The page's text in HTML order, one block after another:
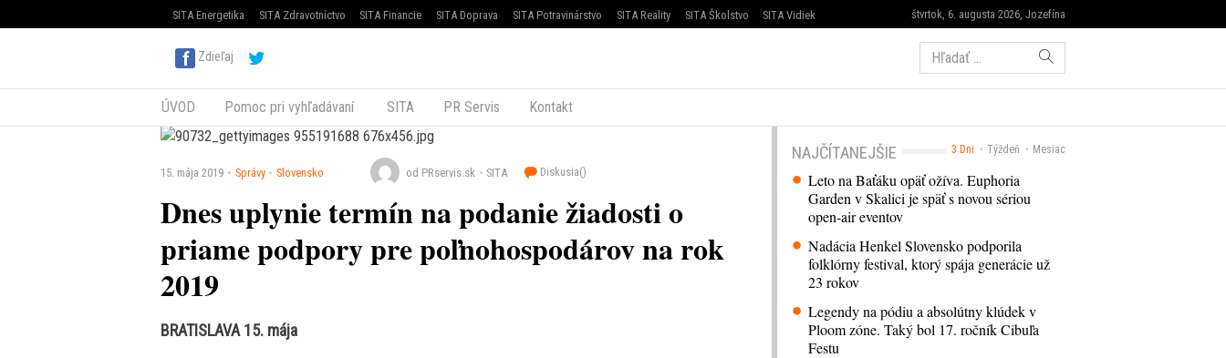
štvrtok, 6. augusta 2026, Jozefína
SITA Energetika SITA Zdravotníctvo SITA Financie SITA Doprava SITA Potravinárstvo SITA Reality SITA Školstvo SITA Vidiek
Zdieľaj Hľadať:
ÚVOD Pomoc pri vyhľadávaní SITA PR Servis Kontakt
15. mája 2019 Správy Slovensko od PRservis.sk SITA Diskusia()
Dnes uplynie termín na podanie žiadosti o
priame podpory pre poľnohospodárov na rok
2019
BRATISLAVA 15. mája
3 Dni Týždeň Mesiac
NAJČÍTANEJŠIE
Leto na Baťáku opäť ožíva. Euphoria
Garden v Skalici je späť s novou sériou
open-air eventov
Nadácia Henkel Slovensko podporila
folklórny festival, ktorý spája generácie už
23 rokov
Legendy na pódiu a absolútny klúdek v
Ploom zóne. Taký bol 17. ročník Cibuľa
Festu